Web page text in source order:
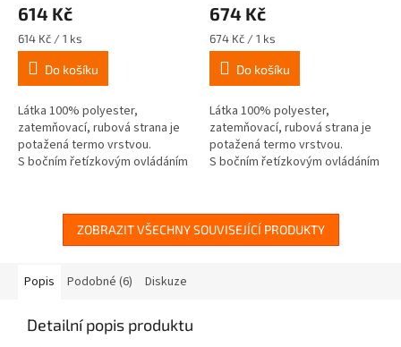
614 Kč
Měrná
cena:
614 Kč / 1 ks
Do košíku
Látka 100% polyester,
zatemňovací, rubová strana je
potažená termo vrstvou.
S bočním řetízkovým ovládáním
montáž...
674 Kč
Měrná
cena:
674 Kč / 1 ks
Do košíku
Látka 100% polyester,
zatemňovací, rubová strana je
potažená termo vrstvou.
S bočním řetízkovým ovládáním
montáž...
ZOBRAZIT VŠECHNY SOUVISEJÍCÍ PRODUKTY
Popis Podobné (6) Diskuze
Detailní popis produktu